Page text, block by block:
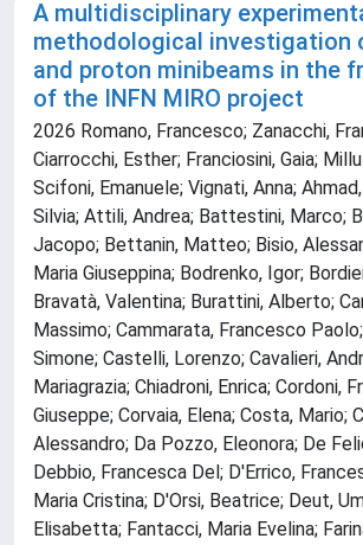
A multidisciplinary
methodological investigation
and proton minibeams in the
of the INFN MIRO project
2026 Romano, Francesco; Zanacchi,
Ciarrocchi, Esther; Franciosini, Gaia;
Scifoni, Emanuele; Vignati, Anna;
Silvia; Attili, Andrea; Battestini, Marco;
Jacopo; Bettanin, Matteo; Bisio,
Maria Giuseppina; Bodrenko, Igor;
Bravatà, Valentina; Burattini, Alberto;
Massimo; Cammarata, Francesco
Simone; Castelli, Lorenzo; Cavalieri,
Mariagrazia; Chiadroni, Enrica; Cordoni,
Giuseppe; Corvaia, Elena; Costa, Mario;
Alessandro; Da Pozzo, Eleonora; De
Debbio, Francesca Del; D'Errico,
Maria Cristina; D'Orsi, Beatrice; Deut,
Elisabetta; Fantacci, Maria Evelina;